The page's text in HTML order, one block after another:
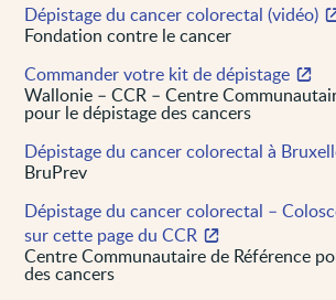
Dépistage du cancer colorectal (vidéo)
Fondation contre le cancer
Commander votre kit de dépistage
Wallonie – CCR – Centre
pour le dépistage des cancers
Dépistage du cancer colorectal à
BruPrev
Dépistage du cancer colorectal –
sur cette page du CCR
Centre Communautaire de Référence
des cancers